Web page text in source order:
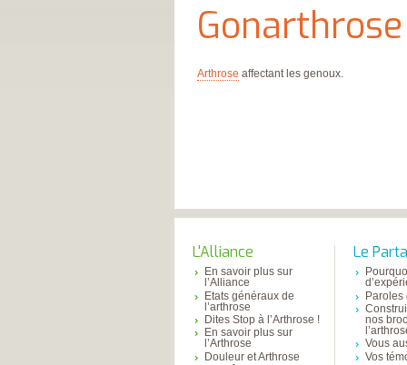
Gonarthrose
Arthrose affectant les genoux.
L'Alliance
En savoir plus sur
l’Alliance
Etats généraux de
l’arthrose
Dites Stop à l’Arthrose !
En savoir plus sur
l’Arthrose
Douleur et Arthrose
Le
Paroles
nos
Vous
Vos